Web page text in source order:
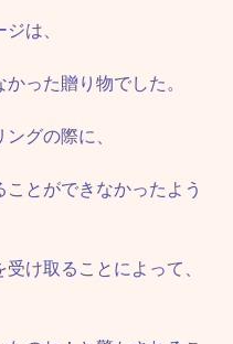
は、
った贈り物でした。
グの際に、
とができなかったよう
け取ることによって、